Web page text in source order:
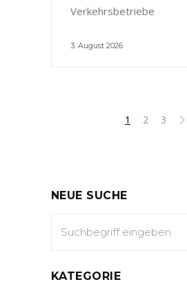
Verkehrsbetriebe
3. August 2026
1 2 3
NEUE SUCHE
KATEGORIE